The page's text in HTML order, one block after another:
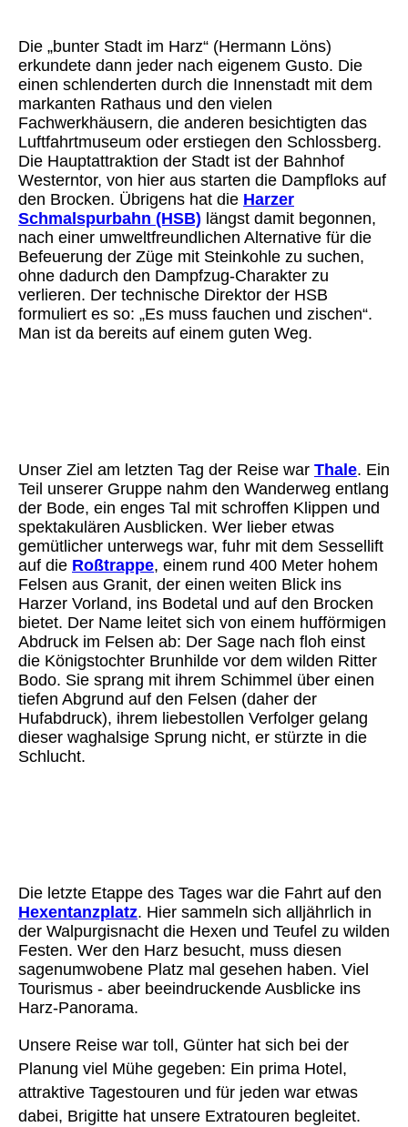
Die „bunter Stadt im Harz“ (Hermann Löns)
erkundete dann jeder nach eigenem Gusto. Die
einen schlenderten durch die Innenstadt mit dem
markanten Rathaus und den vielen
Fachwerkhäusern, die anderen besichtigten das
Luftfahrtmuseum oder erstiegen den Schlossberg.
Die Hauptattraktion der Stadt ist der Bahnhof
Westerntor, von hier aus starten die Dampfloks auf
den Brocken. Übrigens hat die Harzer
Schmalspurbahn (HSB) längst damit begonnen,
nach einer umweltfreundlichen Alternative für die
Befeuerung der Züge mit Steinkohle zu suchen,
ohne dadurch den Dampfzug-Charakter zu
verlieren. Der technische Direktor der HSB
formuliert es so: „Es muss fauchen und zischen“.
Man ist da bereits auf einem guten Weg.
Unser Ziel am letzten Tag der Reise war Thale. Ein
Teil unserer Gruppe nahm den Wanderweg entlang
der Bode, ein enges Tal mit schroffen Klippen und
spektakulären Ausblicken. Wer lieber etwas
gemütlicher unterwegs war, fuhr mit dem Sessellift
auf die Roßtrappe, einem rund 400 Meter hohem
Felsen aus Granit, der einen weiten Blick ins
Harzer Vorland, ins Bodetal und auf den Brocken
bietet. Der Name leitet sich von einem hufförmigen
Abdruck im Felsen ab: Der Sage nach floh einst
die Königstochter Brunhilde vor dem wilden Ritter
Bodo. Sie sprang mit ihrem Schimmel über einen
tiefen Abgrund auf den Felsen (daher der
Hufabdruck), ihrem liebestollen Verfolger gelang
dieser waghalsige Sprung nicht, er stürzte in die
Schlucht.
Die letzte Etappe des Tages war die Fahrt auf den
Hexentanzplatz. Hier sammeln sich alljährlich in
der Walpurgisnacht die Hexen und Teufel zu wilden
Festen. Wer den Harz besucht, muss diesen
sagenumwobene Platz mal gesehen haben. Viel
Tourismus - aber beeindruckende Ausblicke ins
Harz-Panorama.
Unsere Reise war toll, Günter hat sich bei der
Planung viel Mühe gegeben: Ein prima Hotel,
attraktive Tagestouren und für jeden war etwas
dabei, Brigitte hat unsere Extratouren begleitet.